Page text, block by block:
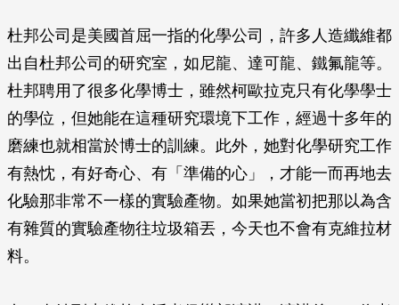
杜邦公司是美國首屈一指的化學公司，許多人造纖維都
出自杜邦公司的研究室，如尼龍、達可龍、鐵氟龍等。
杜邦聘用了很多化學博士，雖然柯歐拉克只有化學學士
的學位，但她能在這種研究環境下工作，經過十多年的
磨練也就相當於博士的訓練。此外，她對化學研究工作
有熱忱，有好奇心、有「準備的心」，才能一而再地去
化驗那非常不一樣的實驗產物。如果她當初把那以為含
有雜質的實驗產物往垃圾箱丟，今天也不會有克維拉材
料。